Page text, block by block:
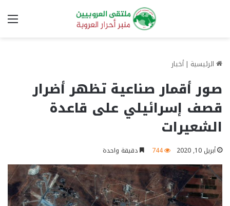
الرئيسية | أخبار
صور أقمار صناعية تظهر أضرار
قصف إسرائيلي على قاعدة
الشعيرات
أبريل 10, 2020 744 دقيقة واحدة